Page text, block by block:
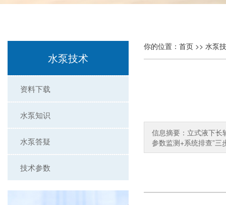
水泵技术
资料下载
水泵知识
水泵答疑
技术参数
你的位置： 首页 >> 水泵
信息摘要：立式液下长
参数监测+系统排查”